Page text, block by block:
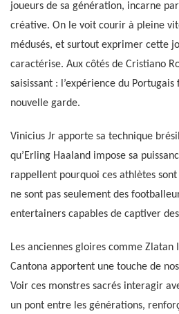
joueurs de sa génération, incarne
créative. On le voit courir à pleine
médusés, et surtout exprimer cette
caractérise. Aux côtés de Cristiano
saisissant : l’expérience du
nouvelle garde.
Vinicius Jr apporte sa technique
qu’Erling Haaland impose sa
rappellent pourquoi ces athlètes
ne sont pas seulement des
entertainers capables de captiver
Les anciennes gloires comme
Cantona apportent une touche de
Voir ces monstres sacrés interagir
un pont entre les générations,